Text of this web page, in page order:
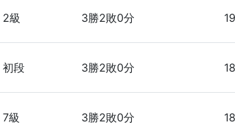
2級 3勝2敗0分
初段 3勝2敗0分
7級 3勝2敗0分